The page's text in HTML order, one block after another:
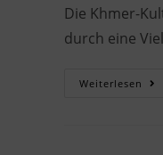
Die Khmer-
durch eine
Weiterlesen